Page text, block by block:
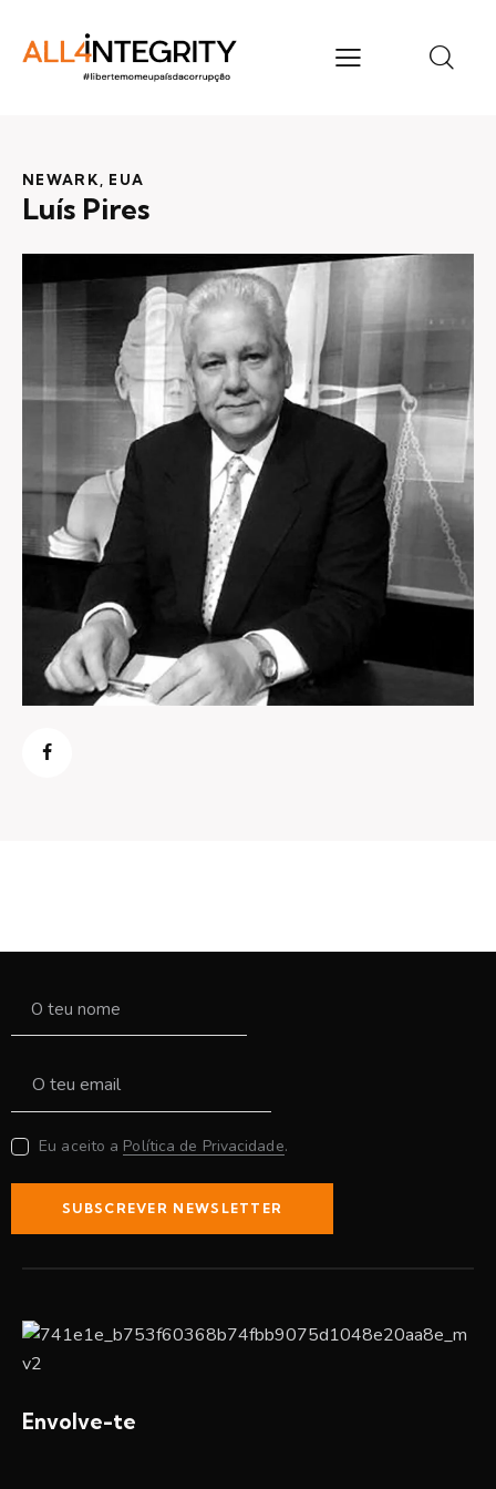
NEWARK, EUA
Luís Pires
Eu aceito a Política de Privacidade.
SUBSCREVER NEWSLETTER
Envolve-te